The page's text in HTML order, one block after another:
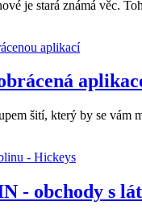
je stará známá věc.
šití, který by se
- obchody s